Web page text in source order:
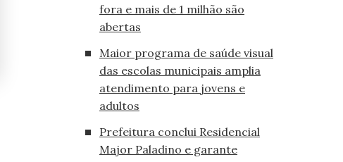
fora e mais de 1 milhão são
abertas
Maior programa de saúde visual
das escolas municipais amplia
atendimento para jovens e
adultos
Prefeitura conclui Residencial
Major Paladino e garante